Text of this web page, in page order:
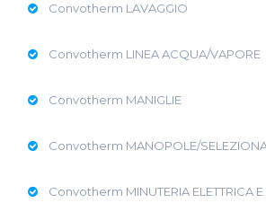
Convotherm LAVAGGIO
Convotherm LINEA ACQUA/VAPORE
Convotherm MANIGLIE
Convotherm MANOPOLE/
Convotherm MINUTERIA ELETTRICA E